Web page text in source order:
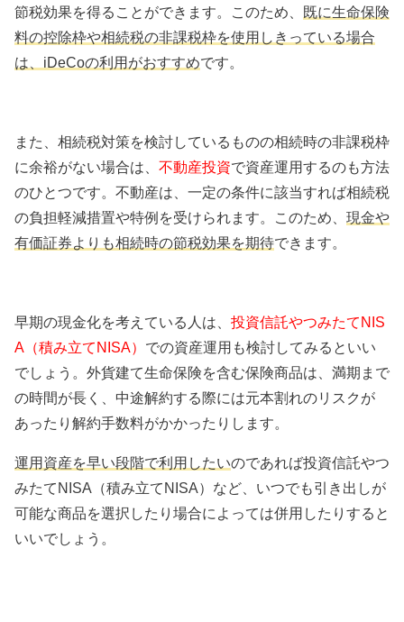
節税効果を得ることができます。このため、
既に生命保険
料の控除枠や相続税の非課税枠を使用しきっている場合
は、iDeCoの利用がおすすめです。
また、相続税対策を検討しているものの相続時の非課税枠
に余裕がない場合は、 不動産投資で資産運用するのも方法
のひとつです。不動産は、一定の条件に該当すれば相続税
の負担軽減措置や特例を受けられます。このため、 現金や
有価証券よりも相続時の節税効果を期待できます。
早期の現金化を考えている人は、 投資信託やつみたてNIS
A（積み立てNISA） での資産運用も検討してみるといい
でしょう。外貨建て生命保険を含む保険商品は、満期まで
の時間が長く、中途解約する際には元本割れのリスクが
あったり解約手数料がかかったりします。
運用資産を早い段階で利用したいのであれば投資信託やつ
みたてNISA（積み立てNISA）など、いつでも引き出しが
可能な商品を選択したり場合によっては併用したりすると
いいでしょう。